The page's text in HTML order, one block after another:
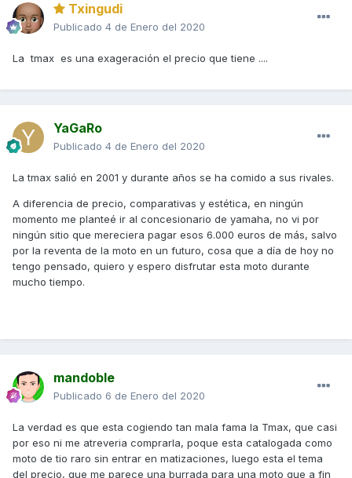
Txingudi
Publicado 4 de Enero del 2020
La tmax es una exageración el precio que tiene ....
YaGaRo
Publicado 4 de Enero del 2020
La tmax salió en 2001 y durante años se ha comido a sus rivales.
A diferencia de precio, comparativas y estética, en ningún
momento me planteé ir al concesionario de yamaha, no vi por
ningún sitio que mereciera pagar esos 6.000 euros de más, salvo
por la reventa de la moto en un futuro, cosa que a día de hoy no
tengo pensado, quiero y espero disfrutar esta moto durante
mucho tiempo.
mandoble
Publicado 6 de Enero del 2020
La verdad es que esta cogiendo tan mala fama la Tmax, que casi
por eso ni me atreveria comprarla, poque esta catalogada como
moto de tio raro sin entrar en matizaciones, luego esta el tema
del precio, que me parece una burrada para una moto que a fin